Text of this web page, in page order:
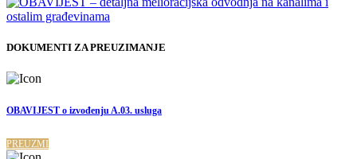
DOKUMENTI ZA PREUZIMANJE
OBAVIJEST o izvođenju A.03. usluga
PREUZMI